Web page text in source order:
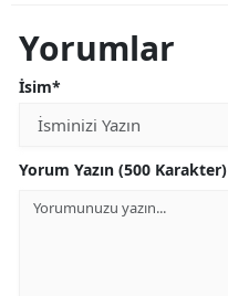
Yorumlar
İsim*
Yorum Yazın (500 Karakter)